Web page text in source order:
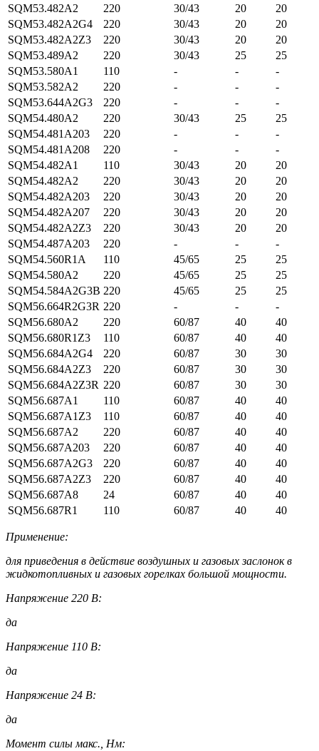
SQM53.482A2
220 30/43 20
20
SQM53.482A2G4
220 30/43 20
20
SQM53.482A2Z3
220 30/43 20
20
SQM53.489A2
220 30/43 25
25
SQM53.580A1
110 - -
-
SQM53.582A2
220 - -
-
SQM53.644A2G3
220 - -
-
SQM54.480A2
220 30/43 25
25
SQM54.481A203
220 - -
-
SQM54.481A208
220 - -
-
SQM54.482A1
110 30/43 20
20
SQM54.482A2
220 30/43 20
20
SQM54.482A203
220 30/43 20
20
SQM54.482A207
220 30/43 20
20
SQM54.482A2Z3
220 30/43 20
20
SQM54.487A203
220 - -
-
SQM54.560R1A
110 45/65 25
25
SQM54.580A2
220 45/65 25
25
SQM54.584A2G3B 220 45/65 25
25
SQM56.664R2G3R 220 - -
-
SQM56.680A2
220 60/87 40
40
SQM56.680R1Z3
110 60/87 40
40
SQM56.684A2G4
220 60/87 30
30
SQM56.684A2Z3
220 60/87 30
30
SQM56.684A2Z3R 220 60/87 30
30
SQM56.687A1
110 60/87 40
40
SQM56.687A1Z3
110 60/87 40
40
SQM56.687A2
220 60/87 40
40
SQM56.687A203
220 60/87 40
40
SQM56.687A2G3
220 60/87 40
40
SQM56.687A2Z3
220 60/87 40
40
SQM56.687A8
24 60/87 40
40
SQM56.687R1
110 60/87 40 40
Применение:
для приведения в действие воздушных и газовых заслонок в
жидкотопливных и газовых горелках большой мощности.
Напряжение 220 В:
да
Напряжение 110 В:
да
Напряжение 24 В:
да
Момент силы макс., Нм: